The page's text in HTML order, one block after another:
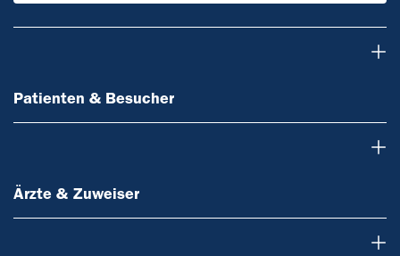
Patienten & Besucher
Ärzte & Zuweiser